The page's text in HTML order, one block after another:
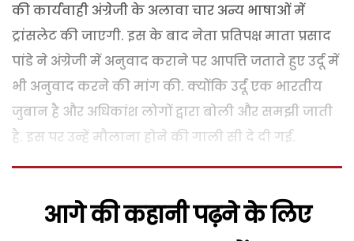
की कार्यवाही अंग्रेजी के अलावा चार अन्य भाषाओं में
ट्रांसलेट की जाएगी. इस के बाद नेता प्रतिपक्ष माता प्रसाद
पांडे ने अंग्रेजी में अनुवाद कराने पर आपत्ति जताते हुए उर्दू में
भी अनुवाद करने की मांग की. क्योंकि उर्दू एक भारतीय
जुबान है और अधिकांश लोगों द्वारा बोली और समझी जाती
है. इस पर उन्हें मौलाना होने की गाली सी दे दी गई.
आगे की कहानी पढ़ने के लिए